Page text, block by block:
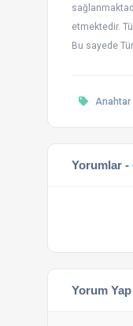
etmektedir.
Bu sayede
Anahtar
Yorumlar -
Yorum Yap